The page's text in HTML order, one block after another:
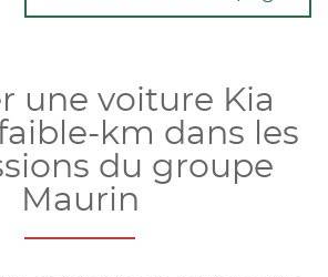
une voiture Kia
km dans les
du groupe
Maurin